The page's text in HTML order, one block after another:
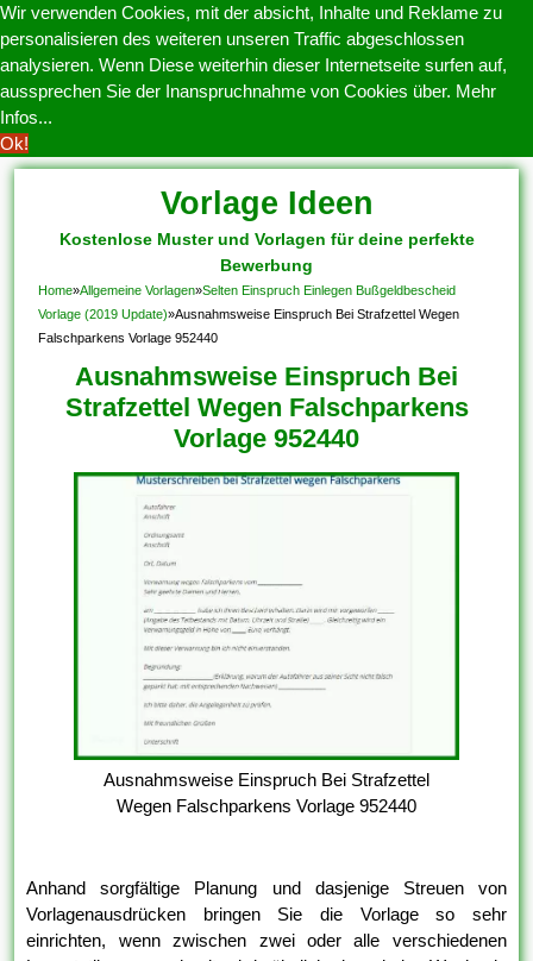
Wir verwenden Cookies, mit der absicht, Inhalte und Reklame zu
personalisieren des weiteren unseren Traffic abgeschlossen
analysieren. Wenn Diese weiterhin dieser Internetseite surfen auf,
aussprechen Sie der Inanspruchnahme von Cookies über. Mehr
Infos...
Ok!
Vorlage Ideen
Kostenlose Muster und Vorlagen für deine perfekte
Bewerbung
Home»Allgemeine Vorlagen»Selten Einspruch Einlegen Bußgeldbescheid
Vorlage (2019 Update)»Ausnahmsweise Einspruch Bei Strafzettel Wegen
Falschparkens Vorlage 952440
Ausnahmsweise Einspruch Bei
Strafzettel Wegen Falschparkens
Vorlage 952440
Ausnahmsweise Einspruch Bei Strafzettel
Wegen Falschparkens Vorlage 952440
Anhand sorgfältige Planung und dasjenige Streuen von
Vorlagenausdrücken bringen Sie die Vorlage so sehr
einrichten, wenn zwischen zwei oder alle verschiedenen